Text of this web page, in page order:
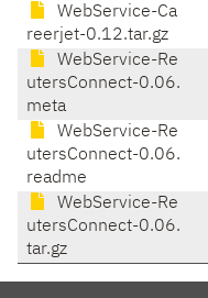
WebService-Ca
reerjet-0.12.tar.gz
WebService-Re
utersConnect-0.06.
meta
WebService-Re
utersConnect-0.06.
readme
WebService-Re
utersConnect-0.06.
tar.gz